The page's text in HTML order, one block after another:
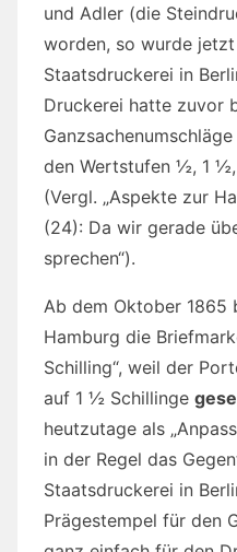
und Adler (die
worden, so wurde
Staatsdruckerei in
Druckerei hatte zuvor
den Wertstufen ½, 1
(Vergl. „Aspekte zur
(24): Da wir gerade
sprechen“).
Ab dem Oktober 1865
Hamburg die
Schilling“, weil der
auf 1 ½ Schillinge
heutzutage als
in der Regel das
Staatsdruckerei in
Prägestempel für den